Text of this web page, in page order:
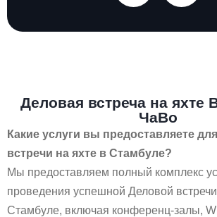
Деловая встреча на яхте
ЧаВо
Какие услуги вы предоставляете
встречи на яхте в Стамбуле?
Мы предоставляем полный комплекс
проведения успешной Деловой
Стамбуле, включая конференц-залы,